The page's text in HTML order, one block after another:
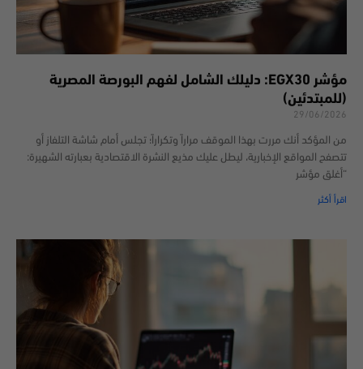
مؤشر EGX30: دليلك الشامل لفهم البورصة المصرية
(للمبتدئين)
29/06/2026
من المؤكد أنك مررت بهذا الموقف مراراً وتكراراً؛ تجلس أمام شاشة التلفاز أو
تتصفح المواقع الإخبارية، ليطل عليك مذيع النشرة الاقتصادية بعبارته الشهيرة:
“أغلق مؤشر
اقرأ أكثر